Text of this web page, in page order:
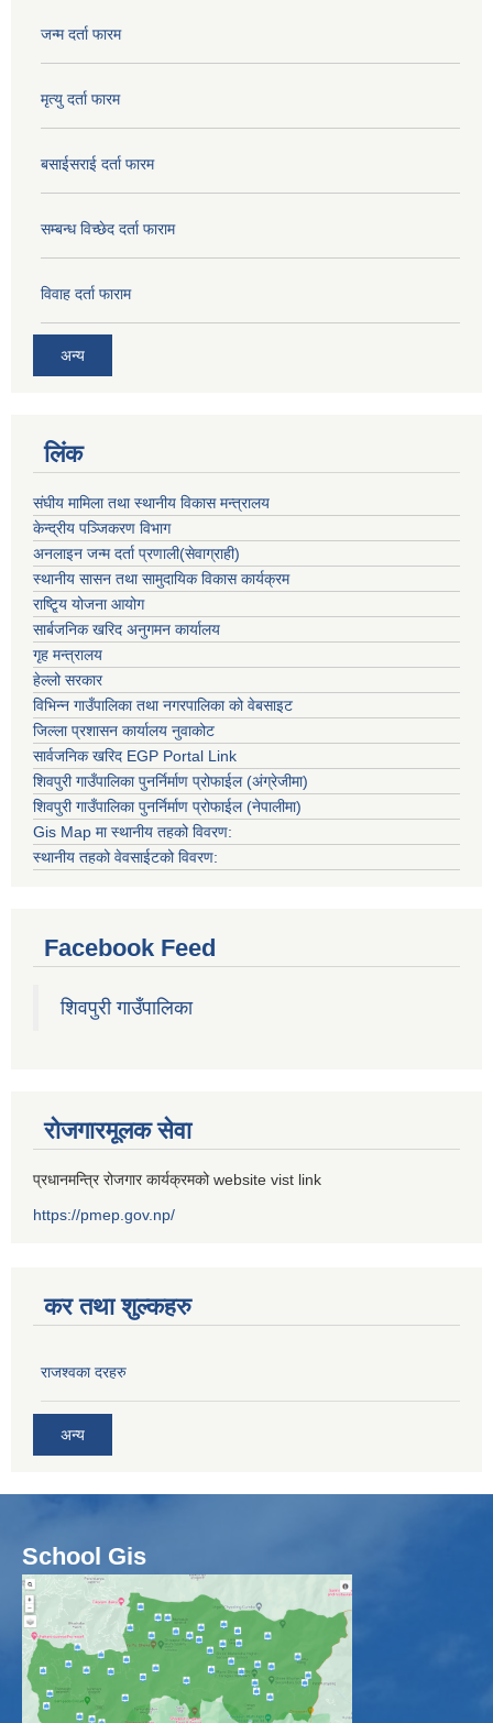
जन्म दर्ता फारम
मृत्यु दर्ता फारम
बसाईसराई दर्ता फारम
सम्बन्ध विच्छेद दर्ता फाराम
विवाह दर्ता फाराम
अन्य
लिंक
संघीय मामिला तथा स्थानीय विकास मन्त्रालय
केन्द्रीय पञ्जिकरण विभाग
अनलाइन जन्म दर्ता प्रणाली(सेवाग्राही)
स्थानीय सासन तथा सामुदायिक विकास कार्यक्रम
राष्टि्ृय योजना आयोग
सार्बजनिक खरिद अनुगमन कार्यालय
गृह मन्त्रालय
हेल्लो सरकार
विभिन्न गाउँपालिका तथा नगरपालिका को वेबसाइट
जिल्ला प्रशासन कार्यालय नुवाकोट
सार्वजनिक खरिद EGP Portal Link
शिवपुरी गाउँपालिका पुनर्निर्माण प्रोफाईल (अंग्रेजीमा)
शिवपुरी गाउँपालिका पुनर्निर्माण प्रोफाईल (नेपालीमा)
Gis Map मा स्थानीय तहको विवरण:
स्थानीय तहको वेवसाईटको विवरण:
Facebook Feed
शिवपुरी गाउँपालिका
रोजगारमूलक सेवा
प्रधानमन्त्रि रोजगार कार्यक्रमको website vist link
https://pmep.gov.np/
कर तथा शुल्कहरु
राजश्वका दरहरु
अन्य
School Gis